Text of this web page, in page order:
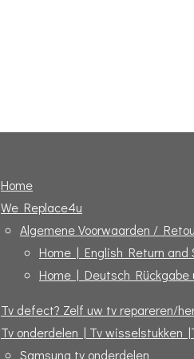
Home
We Replace4u
Algemene Voorwaarden /
Home | English Return and
Home | Deutsch Rückgabe
Tv defect? Zelf uw tv repareren/
Tv onderdelen | Tv wisselstukken
Samsung tv onderdelen